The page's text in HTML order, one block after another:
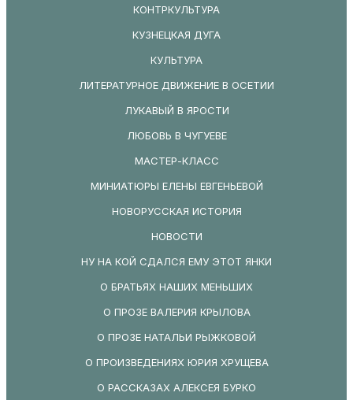
КОНТРКУЛЬТУРА
КУЗНЕЦКАЯ ДУГА
КУЛЬТУРА
ЛИТЕРАТУРНОЕ ДВИЖЕНИЕ В ОСЕТИИ
ЛУКАВЫЙ В ЯРОСТИ
ЛЮБОВЬ В ЧУГУЕВЕ
МАСТЕР-КЛАСС
МИНИАТЮРЫ ЕЛЕНЫ ЕВГЕНЬЕВОЙ
НОВОРУССКАЯ ИСТОРИЯ
НОВОСТИ
НУ НА КОЙ СДАЛСЯ ЕМУ ЭТОТ ЯНКИ
О БРАТЬЯХ НАШИХ МЕНЬШИХ
О ПРОЗЕ ВАЛЕРИЯ КРЫЛОВА
О ПРОЗЕ НАТАЛЬИ РЫЖКОВОЙ
О ПРОИЗВЕДЕНИЯХ ЮРИЯ ХРУЩЕВА
О РАССКАЗАХ АЛЕКСЕЯ БУРКО